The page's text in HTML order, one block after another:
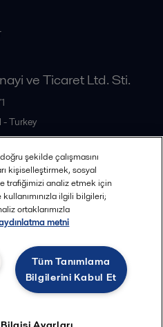
ve Ticaret Ltd. Sti.
Turkey
Kanuni şartlar
şekilde çalışmasını
kişiselleştirmek, sosyal
trafiğimizi analiz etmek için
ilgili bilgileri;
ortaklarımızla
metni
Tüm Tanımlama
Bilgilerini Kabul Et